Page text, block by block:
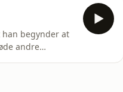
han begynder at
andre